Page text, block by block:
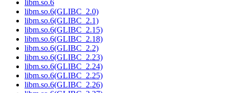
libm.so.6
libm.so.6(GLIBC_2.0)
libm.so.6(GLIBC_2.1)
libm.so.6(GLIBC_2.15)
libm.so.6(GLIBC_2.18)
libm.so.6(GLIBC_2.2)
libm.so.6(GLIBC_2.23)
libm.so.6(GLIBC_2.24)
libm.so.6(GLIBC_2.25)
libm.so.6(GLIBC_2.26)